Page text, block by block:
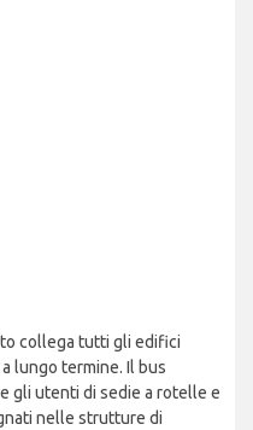
collega tutti gli edifici
lungo termine. Il bus
gli utenti di sedie a rotelle e
nelle strutture di